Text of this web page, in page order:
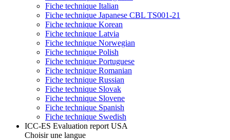
Fiche technique Italian
Fiche technique Japanese CBL TS001-21
Fiche technique Korean
Fiche technique Latvia
Fiche technique Norwegian
Fiche technique Polish
Fiche technique Portuguese
Fiche technique Romanian
Fiche technique Russian
Fiche technique Slovak
Fiche technique Slovene
Fiche technique Spanish
Fiche technique Swedish
ICC-ES Evaluation report USA
Choisir une langue